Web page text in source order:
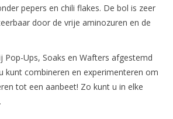
pepers en chili flakes. De bol is zeer
door de vrije aminozuren en de
Pop-Ups, Soaks en Wafters afgestemd
kunt combineren en experimenteren om
tot een aanbeet! Zo kunt u in elke